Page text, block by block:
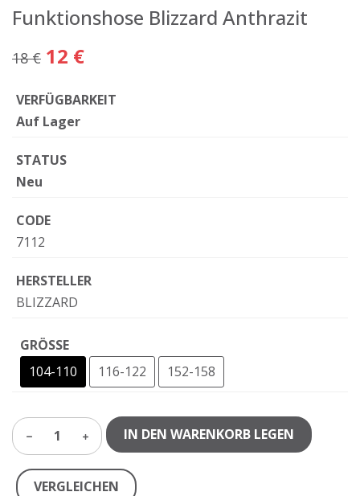
Funktionshose Blizzard Anthrazit
18 € 12 €
VERFÜGBARKEIT
Auf Lager
STATUS
Neu
CODE
7112
HERSTELLER
BLIZZARD
GRÖSSE
104-110
116-122 152-158
1 IN DEN WARENKORB LEGEN
VERGLEICHEN